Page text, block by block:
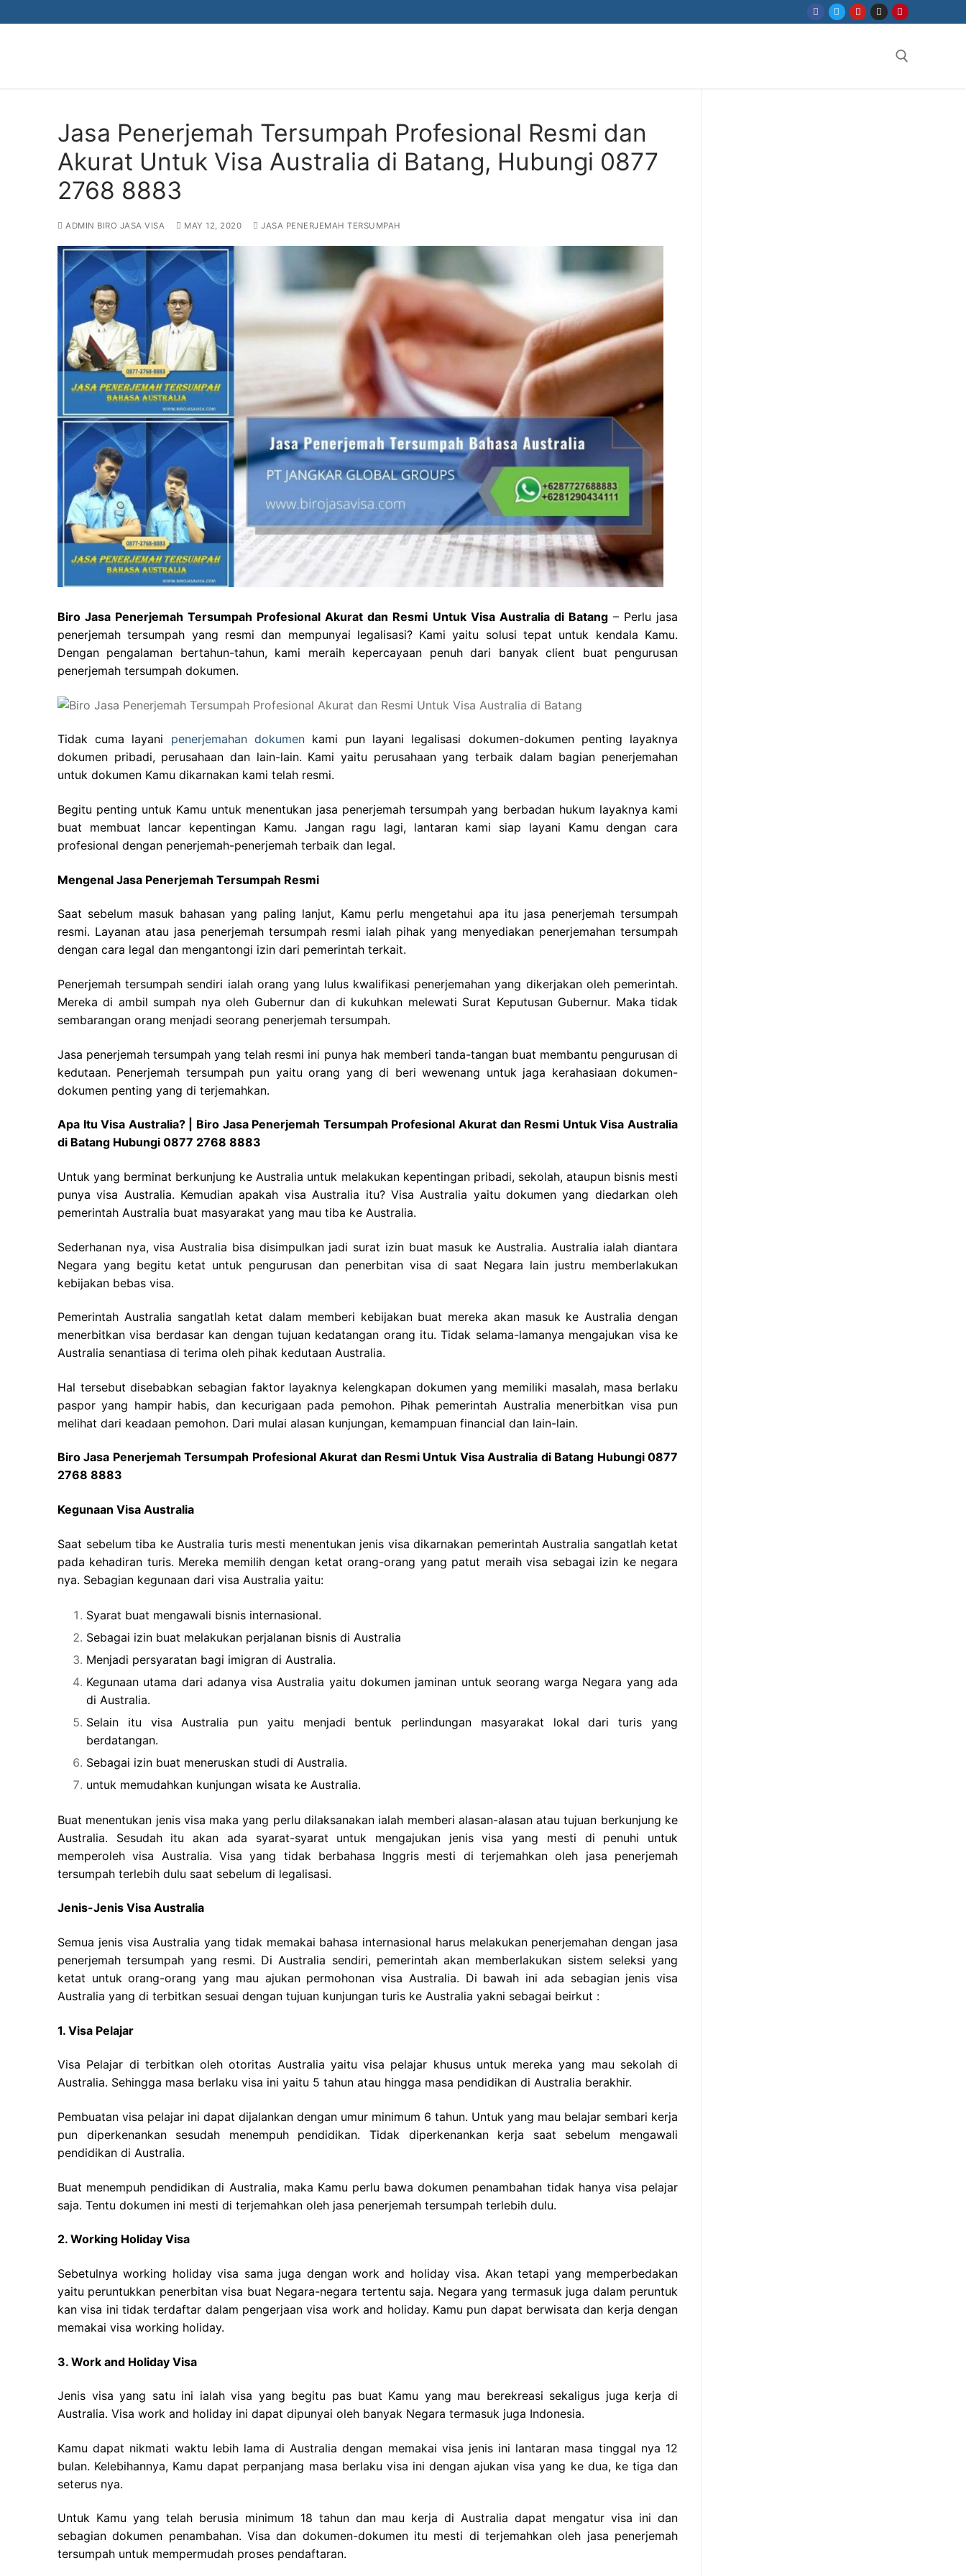
to
Jasa Penerjemah Tersumpah Profesional Resmi dan
Akurat Untuk Visa Australia di Batang, Hubungi 0877
2768 8883
ADMIN BIRO JASA VISA MAY 12, 2020 JASA PENERJEMAH TERSUMPAH
Biro Jasa Penerjemah Tersumpah Profesional Akurat dan Resmi Untuk Visa Australia di Batang– Perlu jasa
penerjemah tersumpah yang resmi dan mempunyai legalisasi? Kami yaitu solusi tepat untuk kendala Kamu.
Dengan pengalaman bertahun-tahun, kami meraih kepercayaan penuh dari banyak client buat pengurusan
penerjemah tersumpah dokumen.
Tidak cuma layani penerjemahan dokumenkami pun layani legalisasi dokumen-dokumen penting layaknya
dokumen pribadi, perusahaan dan lain-lain. Kami yaitu perusahaan yang terbaik dalam bagian penerjemahan
untuk dokumen Kamu dikarnakan kami telah resmi.
Begitu penting untuk Kamu untuk menentukan jasa penerjemah tersumpah yang berbadan hukum layaknya kami
buat membuat lancar kepentingan Kamu. Jangan ragu lagi, lantaran kami siap layani Kamu dengan cara
profesional dengan penerjemah-penerjemah terbaik dan legal.
Mengenal Jasa Penerjemah Tersumpah Resmi
Saat sebelum masuk bahasan yang paling lanjut, Kamu perlu mengetahui apa itu jasa penerjemah tersumpah
resmi. Layanan atau jasa penerjemah tersumpah resmi ialah pihak yang menyediakan penerjemahan tersumpah
dengan cara legal dan mengantongi izin dari pemerintah terkait.
Penerjemah tersumpah sendiri ialah orang yang lulus kwalifikasi penerjemahan yang dikerjakan oleh pemerintah.
Mereka di ambil sumpah nya oleh Gubernur dan di kukuhkan melewati Surat Keputusan Gubernur. Maka tidak
sembarangan orang menjadi seorang penerjemah tersumpah.
Jasa penerjemah tersumpah yang telah resmi ini punya hak memberi tanda-tangan buat membantu pengurusan di
kedutaan. Penerjemah tersumpah pun yaitu orang yang di beri wewenang untuk jaga kerahasiaan dokumen-
dokumen penting yang di terjemahkan.
Apa Itu Visa Australia? | Biro Jasa Penerjemah Tersumpah Profesional Akurat dan Resmi Untuk Visa Australia
di Batang Hubungi 0877 2768 8883
Untuk yang berminat berkunjung ke Australia untuk melakukan kepentingan pribadi, sekolah, ataupun bisnis mesti
punya visa Australia. Kemudian apakah visa Australia itu? Visa Australia yaitu dokumen yang diedarkan oleh
pemerintah Australia buat masyarakat yang mau tiba ke Australia.
Sederhanan nya, visa Australia bisa disimpulkan jadi surat izin buat masuk ke Australia. Australia ialah diantara
Negara yang begitu ketat untuk pengurusan dan penerbitan visa di saat Negara lain justru memberlakukan
kebijakan bebas visa.
Pemerintah Australia sangatlah ketat dalam memberi kebijakan buat mereka akan masuk ke Australia dengan
menerbitkan visa berdasar kan dengan tujuan kedatangan orang itu. Tidak selama-lamanya mengajukan visa ke
Australia senantiasa di terima oleh pihak kedutaan Australia.
Hal tersebut disebabkan sebagian faktor layaknya kelengkapan dokumen yang memiliki masalah, masa berlaku
paspor yang hampir habis, dan kecurigaan pada pemohon. Pihak pemerintah Australia menerbitkan visa pun
melihat dari keadaan pemohon. Dari mulai alasan kunjungan, kemampuan financial dan lain-lain.
Biro Jasa Penerjemah Tersumpah Profesional Akurat dan Resmi Untuk Visa Australia di Batang Hubungi 0877
2768 8883
Kegunaan Visa Australia
Saat sebelum tiba ke Australia turis mesti menentukan jenis visa dikarnakan pemerintah Australia sangatlah ketat
pada kehadiran turis. Mereka memilih dengan ketat orang-orang yang patut meraih visa sebagai izin ke negara
nya. Sebagian kegunaan dari visa Australia yaitu:
Syarat buat mengawali bisnis internasional.
Sebagai izin buat melakukan perjalanan bisnis di Australia
Menjadi persyaratan bagi imigran di Australia.
Kegunaan utama dari adanya visa Australia yaitu dokumen jaminan untuk seorang warga Negara yang ada
di Australia.
Selain itu visa Australia pun yaitu menjadi bentuk perlindungan masyarakat lokal dari turis yang
berdatangan.
Sebagai izin buat meneruskan studi di Australia.
untuk memudahkan kunjungan wisata ke Australia.
Buat menentukan jenis visa maka yang perlu dilaksanakan ialah memberi alasan-alasan atau tujuan berkunjung ke
Australia. Sesudah itu akan ada syarat-syarat untuk mengajukan jenis visa yang mesti di penuhi untuk
memperoleh visa Australia. Visa yang tidak berbahasa Inggris mesti di terjemahkan oleh jasa penerjemah
tersumpah terlebih dulu saat sebelum di legalisasi.
Jenis-Jenis Visa Australia
Semua jenis visa Australia yang tidak memakai bahasa internasional harus melakukan penerjemahan dengan jasa
penerjemah tersumpah yang resmi. Di Australia sendiri, pemerintah akan memberlakukan sistem seleksi yang
ketat untuk orang-orang yang mau ajukan permohonan visa Australia. Di bawah ini ada sebagian jenis visa
Australia yang di terbitkan sesuai dengan tujuan kunjungan turis ke Australia yakni sebagai beirkut :
1. Visa Pelajar
Visa Pelajar di terbitkan oleh otoritas Australia yaitu visa pelajar khusus untuk mereka yang mau sekolah di
Australia. Sehingga masa berlaku visa ini yaitu 5 tahun atau hingga masa pendidikan di Australia berakhir.
Pembuatan visa pelajar ini dapat dijalankan dengan umur minimum 6 tahun. Untuk yang mau belajar sembari kerja
pun diperkenankan sesudah menempuh pendidikan. Tidak diperkenankan kerja saat sebelum mengawali
pendidikan di Australia.
Buat menempuh pendidikan di Australia, maka Kamu perlu bawa dokumen penambahan tidak hanya visa pelajar
saja. Tentu dokumen ini mesti di terjemahkan oleh jasa penerjemah tersumpah terlebih dulu.
2. Working Holiday Visa
Sebetulnya working holiday visa sama juga dengan work and holiday visa. Akan tetapi yang memperbedakan
yaitu peruntukkan penerbitan visa buat Negara-negara tertentu saja. Negara yang termasuk juga dalam peruntuk
kan visa ini tidak terdaftar dalam pengerjaan visa work and holiday. Kamu pun dapat berwisata dan kerja dengan
memakai visa working holiday.
3. Work and Holiday Visa
Jenis visa yang satu ini ialah visa yang begitu pas buat Kamu yang mau berekreasi sekaligus juga kerja di
Australia. Visa work and holiday ini dapat dipunyai oleh banyak Negara termasuk juga Indonesia.
Kamu dapat nikmati waktu lebih lama di Australia dengan memakai visa jenis ini lantaran masa tinggal nya 12
bulan. Kelebihannya, Kamu dapat perpanjang masa berlaku visa ini dengan ajukan visa yang ke dua, ke tiga dan
seterus nya.
Untuk Kamu yang telah berusia minimum 18 tahun dan mau kerja di Australia dapat mengatur visa ini dan
sebagian dokumen penambahan. Visa dan dokumen-dokumen itu mesti di terjemahkan oleh jasa penerjemah
tersumpah untuk mempermudah proses pendaftaran.